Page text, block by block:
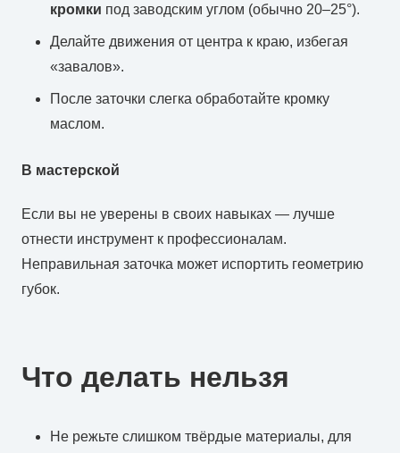
кромки под заводским углом (обычно 20–25°).
Делайте движения от центра к краю, избегая
«завалов».
После заточки слегка обработайте кромку
маслом.
В мастерской
Если вы не уверены в своих навыках — лучше
отнести инструмент к профессионалам.
Неправильная заточка может испортить геометрию
губок.
Что делать нельзя
Не режьте слишком твёрдые материалы, для